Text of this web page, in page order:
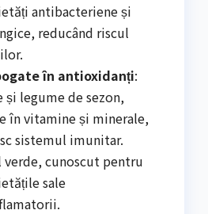
antibacteriene și
reducând riscul
în antioxidanți:
și legume de sezon,
în vitamine și minerale,
sistemul imunitar.
verde, cunoscut pentru
sale